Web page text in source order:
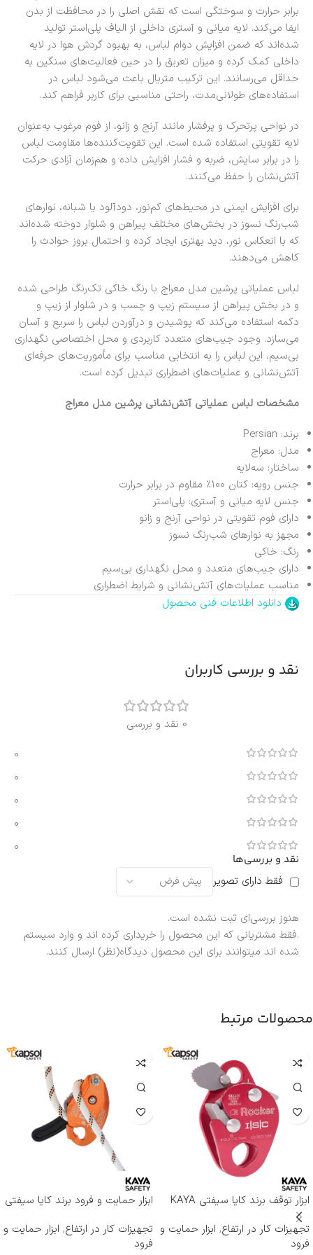
برابر حرارت و سوختگی است که نقش اصلی را در محافظت از بدن
ایفا می‌کند. لایه میانی و آستری داخلی از الیاف پلی‌استر تولید
شده‌اند که ضمن افزایش دوام لباس، به بهبود گردش هوا در لایه
داخلی کمک کرده و میزان تعریق را در حین فعالیت‌های سنگین به
حداقل می‌رسانند. این ترکیب متریال باعث می‌شود لباس در
استفاده‌های طولانی‌مدت، راحتی مناسبی برای کاربر فراهم کند.
در نواحی پرتحرک و پرفشار مانند آرنج و زانو، از فوم مرغوب به‌عنوان
لایه تقویتی استفاده شده است. این تقویت‌کننده‌ها مقاومت لباس
را در برابر سایش، ضربه و فشار افزایش داده و هم‌زمان آزادی حرکت
آتش‌نشان را حفظ می‌کنند.
برای افزایش ایمنی در محیط‌های کم‌نور، دودآلود یا شبانه، نوارهای
شب‌رنگ نسوز در بخش‌های مختلف پیراهن و شلوار دوخته شده‌اند
که با انعکاس نور، دید بهتری ایجاد کرده و احتمال بروز حوادث را
کاهش می‌دهند.
لباس عملیاتی پرشین مدل معراج با رنگ خاکی تک‌رنگ طراحی شده
و در بخش پیراهن از سیستم زیپ و چسب و در شلوار از زیپ و
دکمه استفاده می‌کند که پوشیدن و درآوردن لباس را سریع و آسان
می‌سازد. وجود جیب‌های متعدد کاربردی و محل اختصاصی نگهداری
بی‌سیم، این لباس را به انتخابی مناسب برای مأموریت‌های حرفه‌ای
آتش‌نشانی و عملیات‌های اضطراری تبدیل کرده است.
مشخصات لباس عملیاتی آتش‌نشانی پرشین مدل معراج
برند: Persian
مدل: معراج
ساختار: سه‌لایه
جنس رویه: کتان 100٪ مقاوم در برابر حرارت
جنس لایه میانی و آستری: پلی‌استر
دارای فوم تقویتی در نواحی آرنج و زانو
مجهز به نوارهای شب‌رنگ نسوز
رنگ: خاکی
دارای جیب‌های متعدد و محل نگهداری بی‌سیم
مناسب عملیات‌های آتش‌نشانی و شرایط اضطراری
دانلود اطلاعات فنی محصول
نقد و بررسی کاربران
0 نقد و بررسی
0
0
0
0
0
نقد و بررسی‌ها
فقط دارای تصویر
هنوز بررسی‌ای ثبت نشده است.
.فقط مشتریانی که این محصول را خریداری کرده اند و وارد سیستم
شده اند میتوانند برای این محصول دیدگاه(نظر) ارسال کنند.
محصولات مرتبط
ابزار توقف برند کایا سیفتی KAYA
SAFETY مدل RP-500 ROCKER
تجهیزات کار در ارتفاع, ابزار حمایت و
فرود
ابزار حمایت و فرود برند کایا سیفتی
تجهیزات کار در ارتفاع, ابزار حمایت و
فرود